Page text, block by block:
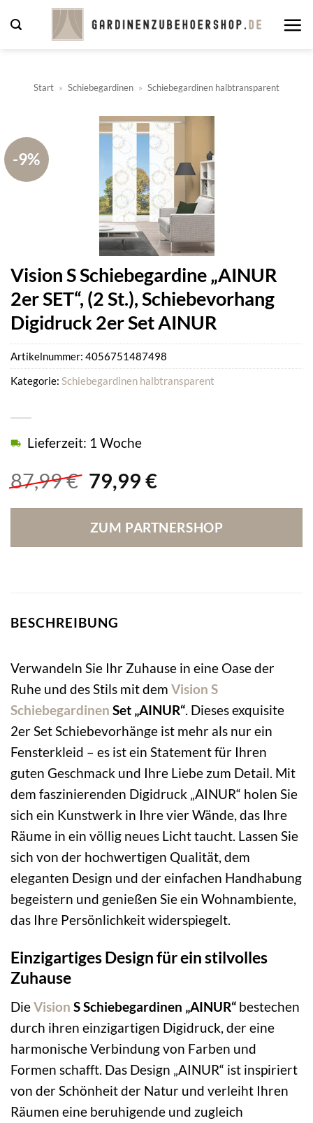
Inhalt
Start » Schiebegardinen » Schiebegardinen halbtransparent
-9%
Vision S Schiebegardine „AINUR
2er SET“, (2 St.), Schiebevorhang
Digidruck 2er Set AINUR
87,99€ Ursprünglicher
war:
87,99 €
79,99 €Aktueller
ist:
79,99 €.
Lieferzeit: 1 Woche
ZUM PARTNERSHOP
Artikelnummer: 4056751487498
Kategorie: Schiebegardinen halbtransparent
BESCHREIBUNG
Verwandeln Sie Ihr Zuhause in eine Oase der
Ruhe und des Stils mit dem Vision S
Schiebegardinen Set „AINUR“ . Dieses exquisite
2er Set Schiebevorhänge ist mehr als nur ein
Fensterkleid – es ist ein Statement für Ihren
guten Geschmack und Ihre Liebe zum Detail. Mit
dem faszinierenden Digidruck „AINUR“ holen Sie
sich ein Kunstwerk in Ihre vier Wände, das Ihre
Räume in ein völlig neues Licht taucht. Lassen Sie
sich von der hochwertigen Qualität, dem
eleganten Design und der einfachen Handhabung
begeistern und genießen Sie ein Wohnambiente,
das Ihre Persönlichkeit widerspiegelt.
Einzigartiges Design für ein stilvolles
Zuhause
DieVision S Schiebegardinen „AINUR“ bestechen
durch ihren einzigartigen Digidruck, der eine
harmonische Verbindung von Farben und
Formen schafft. Das Design „AINUR“ ist inspiriert
von der Schönheit der Natur und verleiht Ihren
Räumen eine beruhigende und zugleich